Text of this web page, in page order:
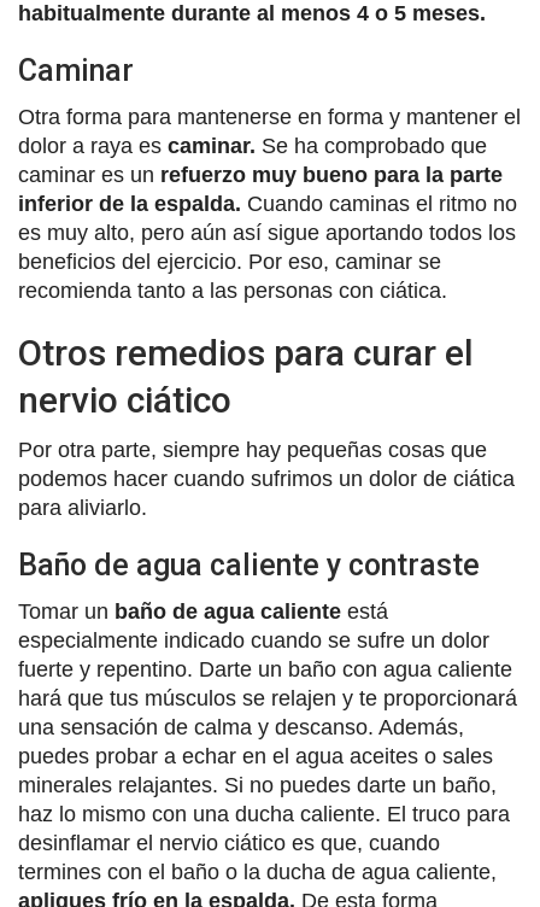
habitualmente durante al menos 4 o 5 meses.
Caminar
Otra forma para mantenerse en forma y mantener el
dolor a raya es caminar. Se ha comprobado que
caminar es un refuerzo muy bueno para la parte
inferior de la espalda. Cuando caminas el ritmo no
es muy alto, pero aún así sigue aportando todos los
beneficios del ejercicio. Por eso, caminar se
recomienda tanto a las personas con ciática.
Otros remedios para curar el
nervio ciático
Por otra parte, siempre hay pequeñas cosas que
podemos hacer cuando sufrimos un dolor de ciática
para aliviarlo.
Baño de agua caliente y contraste
Tomar un baño de agua caliente está
especialmente indicado cuando se sufre un dolor
fuerte y repentino. Darte un baño con agua caliente
hará que tus músculos se relajen y te proporcionará
una sensación de calma y descanso. Además,
puedes probar a echar en el agua aceites o sales
minerales relajantes. Si no puedes darte un baño,
haz lo mismo con una ducha caliente. El truco para
desinflamar el nervio ciático es que, cuando
termines con el baño o la ducha de agua caliente,
apliques frío en la espalda. De esta forma